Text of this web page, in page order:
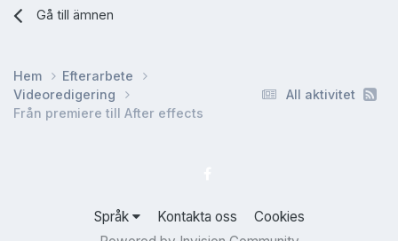
Gå till ämnen
All aktivitet
Hem
Efterarbete
Videoredigering
Från premiere till After effects
Språk Kontakta oss
Cookies